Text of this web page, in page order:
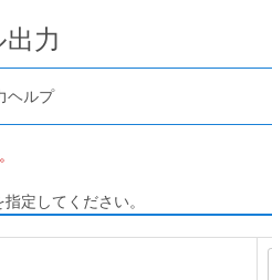
力
ヘルプ
定してください。